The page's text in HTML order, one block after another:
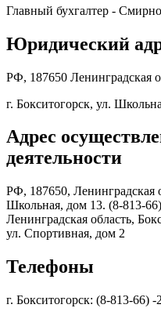
Главный бухгалтер -
Юридический
РФ, 187650 Ленинградская
г. Бокситогорск, ул.
Адрес
деятельности
РФ, 187650, Ленинградская
Школьная, дом 13. (8-813-
Ленинградская область,
ул. Спортивная, дом 2
Телефоны
г. Бокситогорск: (8-813-66) -